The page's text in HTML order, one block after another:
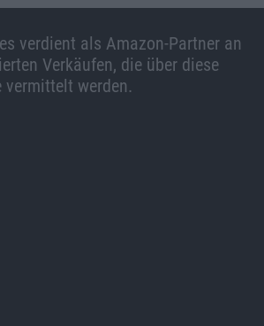
verdient als Amazon-Partner an
Verkäufen, die über diese
vermittelt werden.